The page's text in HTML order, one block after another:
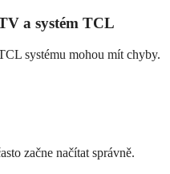
a systém TCL
systému mohou mít chyby.
začne načítat správně.